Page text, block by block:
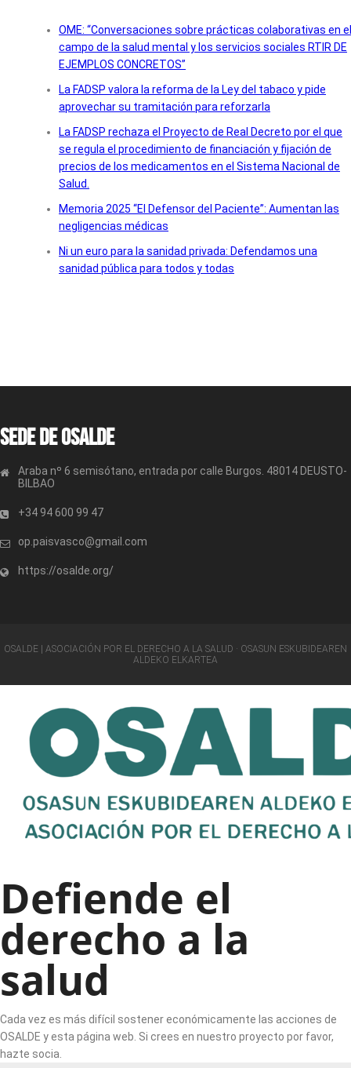
OME: “Conversaciones sobre prácticas colaborativas en el
campo de la salud mental y los servicios sociales RTIR DE
EJEMPLOS CONCRETOS”
La FADSP valora la reforma de la Ley del tabaco y pide
aprovechar su tramitación para reforzarla
La FADSP rechaza el Proyecto de Real Decreto por el que
se regula el procedimiento de financiación y fijación de
precios de los medicamentos en el Sistema Nacional de
Salud.
Memoria 2025 “El Defensor del Paciente”: Aumentan las
negligencias médicas
Ni un euro para la sanidad privada: Defendamos una
sanidad pública para todos y todas
Sede de OSALDE
Araba nº 6 semisótano, entrada por calle Burgos. 48014 DEUSTO-
BILBAO
+34 94 600 99 47
op.paisvasco@gmail.com
https://osalde.org/
OSALDE | ASOCIACIÓN POR EL DERECHO A LA SALUD · OSASUN ESKUBIDEAREN
ALDEKO ELKARTEA
Defiende el
derecho a la
salud
Cada vez es más difícil sostener económicamente las acciones de
OSALDE y esta página web. Si crees en nuestro proyecto por favor,
hazte socia.